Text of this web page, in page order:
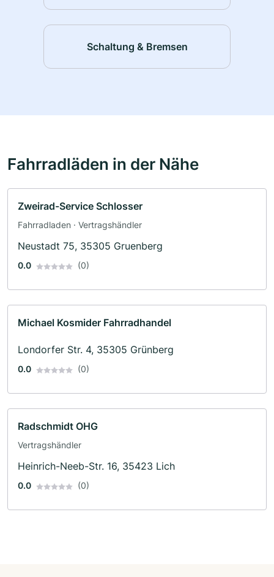
Schaltung & Bremsen
Fahrradläden in der Nähe
Zweirad-Service Schlosser
Fahrradladen · Vertragshändler
Neustadt 75, 35305 Gruenberg
0.0 (0)
Michael Kosmider Fahrradhandel
Londorfer Str. 4, 35305 Grünberg
0.0 (0)
Radschmidt OHG
Vertragshändler
Heinrich-Neeb-Str. 16, 35423 Lich
0.0 (0)